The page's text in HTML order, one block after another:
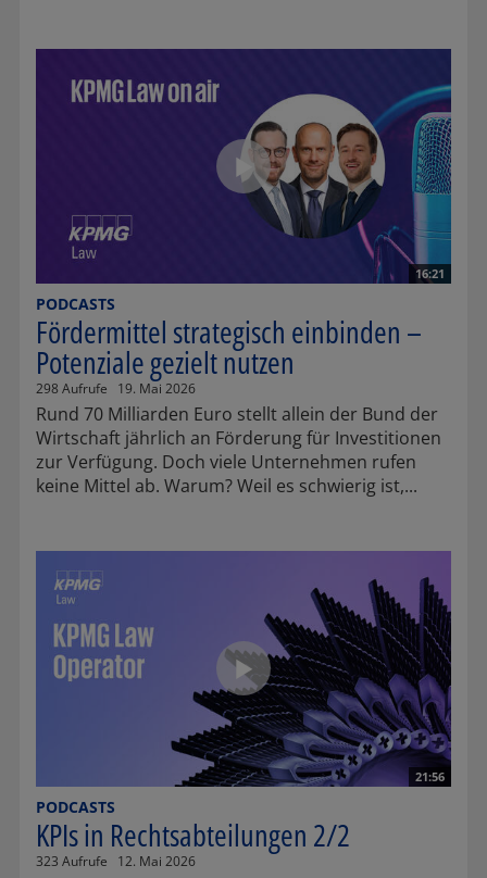
16:21
PODCASTS
Fördermittel strategisch einbinden –
Potenziale gezielt nutzen
298 Aufrufe 19. Mai 2026
Rund 70 Milliarden Euro stellt allein der Bund der
Wirtschaft jährlich an Förderung für Investitionen
zur Verfügung. Doch viele Unternehmen rufen
keine Mittel ab. Warum? Weil es schwierig ist,...
21:56
PODCASTS
KPIs in Rechtsabteilungen 2/2
323 Aufrufe 12. Mai 2026